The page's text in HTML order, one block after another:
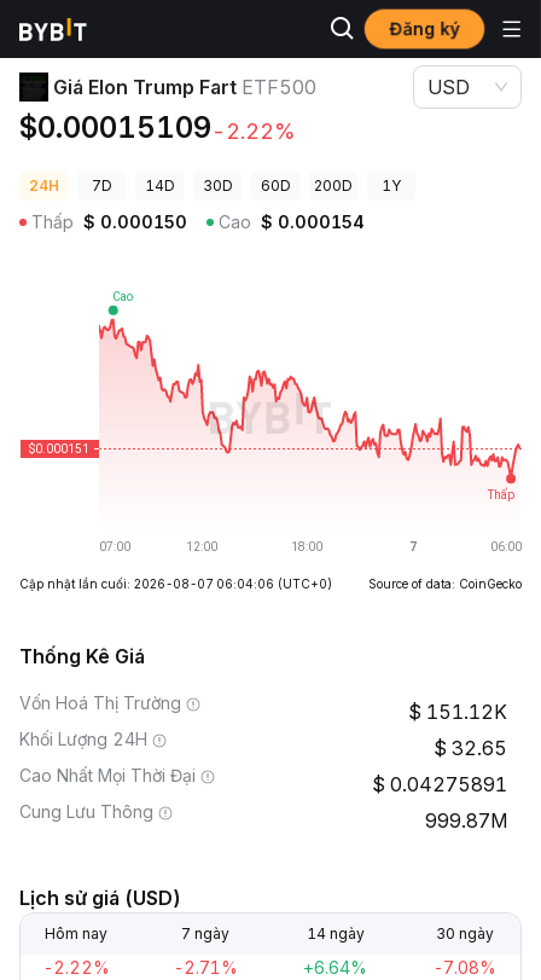
Đăng ký
Giá Tiền Điện Tử Giá Elon Trump Fart ETF500
Giá Elon Trump Fart ETF500
$0.00015109-2.22%
USD
24H 7D 14D 30D 60D 200D 1Y
Thấp $ 0.000150 Cao $ 0.000154
Cập nhật lần cuối: 2026-08-07 06:04:06 (UTC+0) Source of data: CoinGecko
Thống Kê Giá
Vốn Hoá Thị Trường 151.12K
Khối Lượng 24H 32.65
Cao Nhất Mọi Thời Đại 0.04275891
Cung Lưu Thông 999.87M
Lịch sử giá (USD)
Hôm nay 7 ngày 14 ngày 30 ngày
-2.22% -2.71% +6.64% -7.08%